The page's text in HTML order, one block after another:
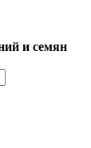
и семян